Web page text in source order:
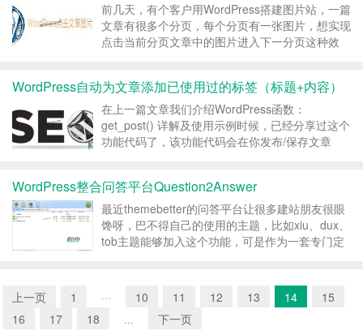
前几天，有个客户用WordPress搭建图片站，一篇
文章有很多个分页，每个分页有一张图片，想实现
点击当前分页文章中的图片进入下一分页这种效
已有0人支付 支付查看 图片站必备代码！ 转载请
注...
WordPress自动为文章添加已使用过的标签（标题+内容）
在上一篇文章我们介绍WordPress函数：
get_post() 详解及使用示例时候，已经分享过这个
功能代码了，该功能代码会在你发布/保存文章
挺实用的，与以前分享的免插件为WordPress文...
WordPress整合问答平台Question2Answer
最近themebetter的问答平台让很多建站朋友很眼
馋呀，巴不得自己的使用的主题，比如xiu、dux、
tob主题能够加入这个功能，可是作为一套专门定
足食！ 因为陌小雨博客暂时没必要整合这个平...
上一页 1 ··· 10 11 12 13 14
15
16
17 18 ... 下一页